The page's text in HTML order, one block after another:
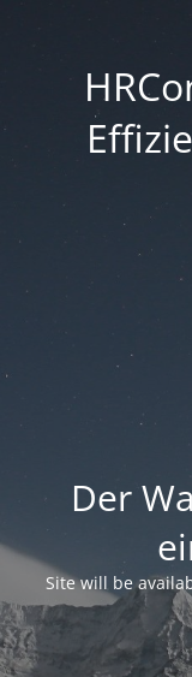
Der
Site will be